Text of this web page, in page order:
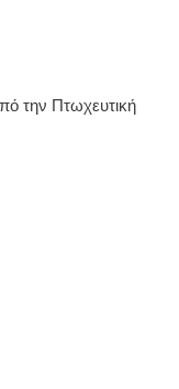
την Πτωχευτική